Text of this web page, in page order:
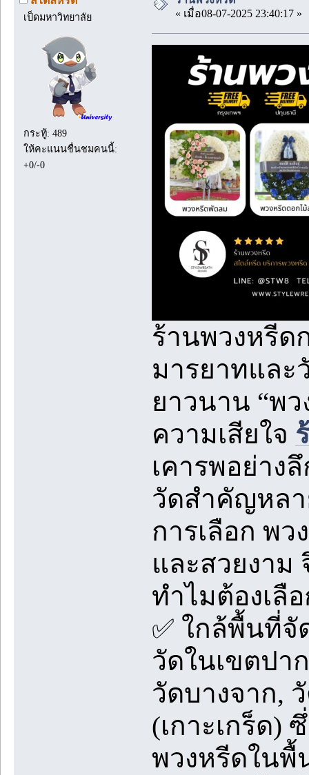
เป็ดมหาวิทยาลัย
กระทู้: 489
ให้คะแนนชื่นชมคนนี้:
+0/-0
« เมื่อ08-07-2025 23:40:17 »
ร้านพวงหรีด
มารยาทแล
ยาวนาน “พ
ความเสียใจ
เคารพอย่าง
วัดสำคัญหลา
การเลือก พ
และสวยงาม
ทำไมต้องเลื
✅ ใกล้พื้นที่จั
วัดในเขตปา
วัดบางจาก,
(เกาะเกร็ด)
พวงหรีดในพื้